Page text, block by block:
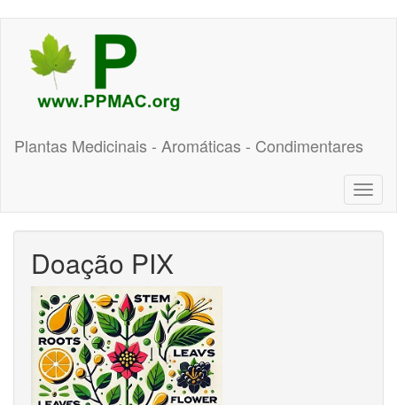
conteúdo
principal
Plantas Medicinais - Aromáticas - Condimentares
Doação PIX